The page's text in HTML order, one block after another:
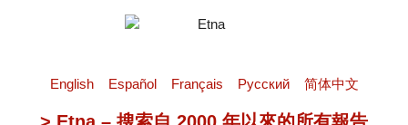
English Español Français Pусский 简体中文